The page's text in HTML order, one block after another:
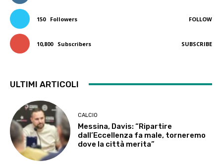
150 Followers FOLLOW
10,800 Subscribers SUBSCRIBE
ULTIMI ARTICOLI
CALCIO
Messina, Davis: “Ripartire
dall’Eccellenza fa male, torneremo
dove la città merita”